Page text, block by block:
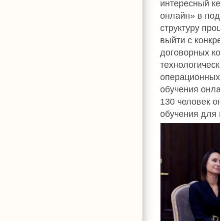
интересный
онлайн» в
структуру
выйти с
договорных
обучения
130 человек
обучения для